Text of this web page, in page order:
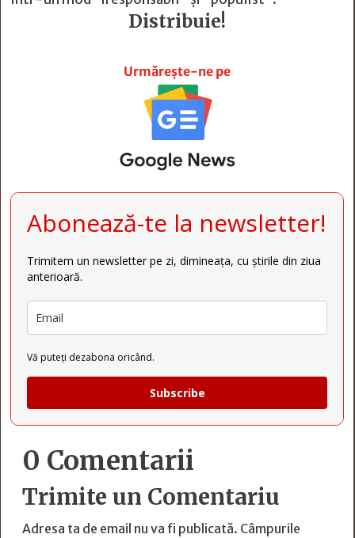
Distribuie!
Urmărește-ne pe
Abonează-te la newsletter!
Trimitem un newsletter pe zi, dimineața, cu știrile din ziua
anterioară.
Vă puteți dezabona oricând.
Subscribe
0 Comentarii
Trimite un Comentariu
Adresa ta de email nu va fi publicată. Câmpurile